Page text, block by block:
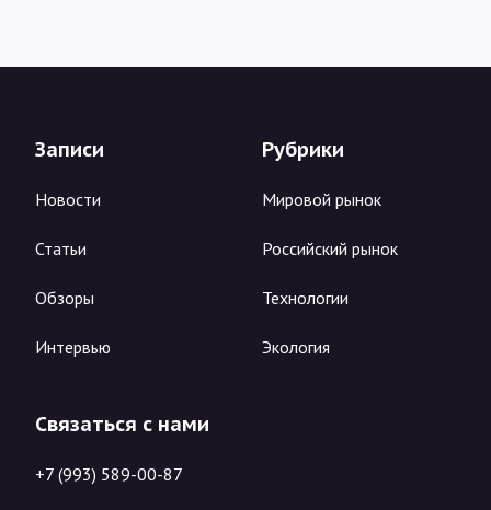
Записи
Новости
Статьи
Обзоры
Интервью
Рубрики
Мировой рынок
Российский рынок
Технологии
Экология
Связаться с нами
+7 (993) 589-00-87